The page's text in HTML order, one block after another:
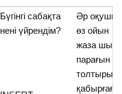
Бүгінгі сабақта
нені үйрендім?
Әр оқушы
өз ойын
жаза шығу
парағын
толтырып
қабырғаға